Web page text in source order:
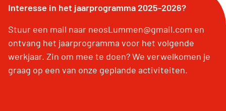
Interesse in het jaarprogramma 2025-2026?
Stuur een mail naar neosLummen@gmail.com en
ontvang het jaarprogramma voor het volgende
werkjaar. Zin om mee te doen? We verwelkomen je
graag op een van onze geplande activiteiten.